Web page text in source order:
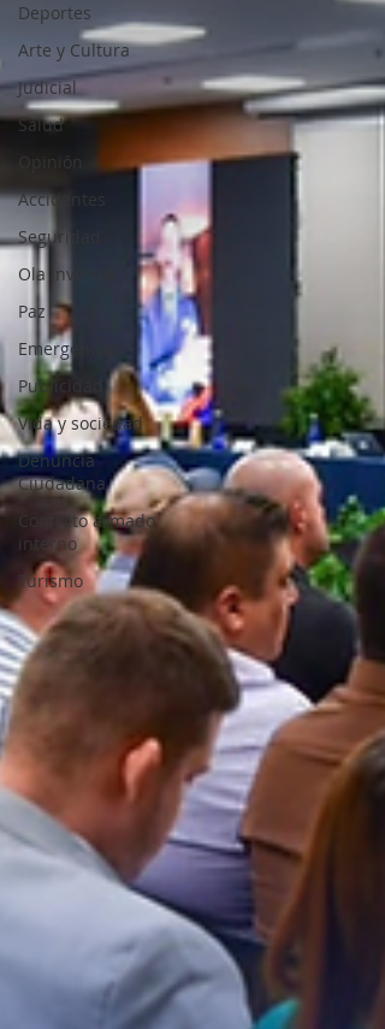
Deportes
Arte y Cultura
Judicial
Salud
Opinión
Accidentes
Seguridad
Ola Invernal
Paz
Emergencias
Publicidad
Vida y sociedad
Denuncia
Ciudadana
Conflicto armado
interno
Turismo